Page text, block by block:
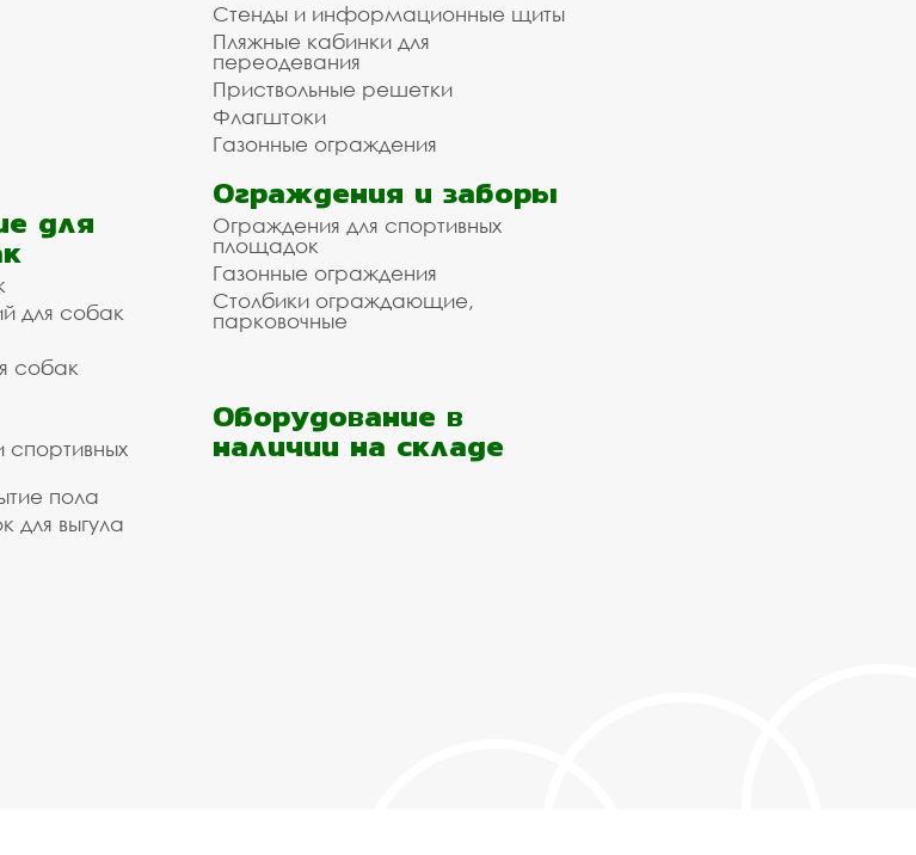
Стенды и информационные щиты
Пляжные кабинки для
переодевания
Приствольные решетки
Флагштоки
Газонные ограждения
для
для собак
собак
Ограждения и заборы
Ограждения для спортивных
площадок
Газонные ограждения
Столбики ограждающие,
парковочные
спортивных
пола
для выгула
Оборудование в
наличии на складе